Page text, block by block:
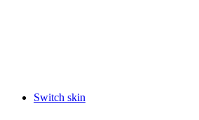
Switch skin